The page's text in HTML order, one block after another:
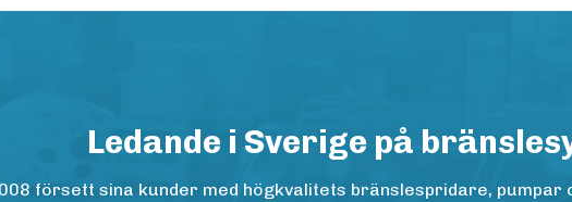
Ledande i Sverige på
försett sina kunder med högkvalitets bränslespridare,